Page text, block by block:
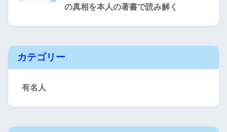
の真相を本人の著書で読み解く
カテゴリー
有名人